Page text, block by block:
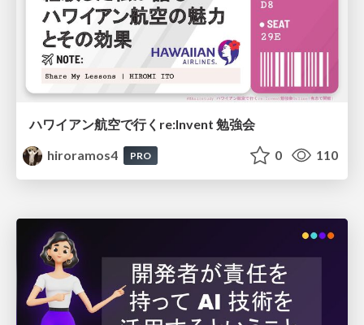
ハワイアン航空で行くre:Invent 勉強会
hiroramos4
PRO 0 110